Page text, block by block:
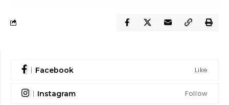
Facebook Like
Instagram Follow